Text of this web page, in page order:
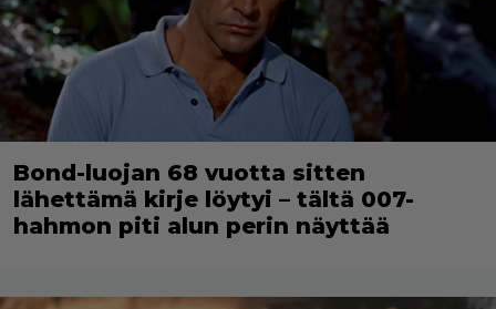
Bond-luojan 68 vuotta sitten
lähettämä kirje löytyi – tältä 007-
hahmon piti alun perin näyttää